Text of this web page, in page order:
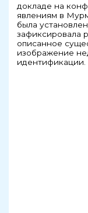
докладе на
явлениям в
была
зафиксировала
описанное
изображение
идентификации.